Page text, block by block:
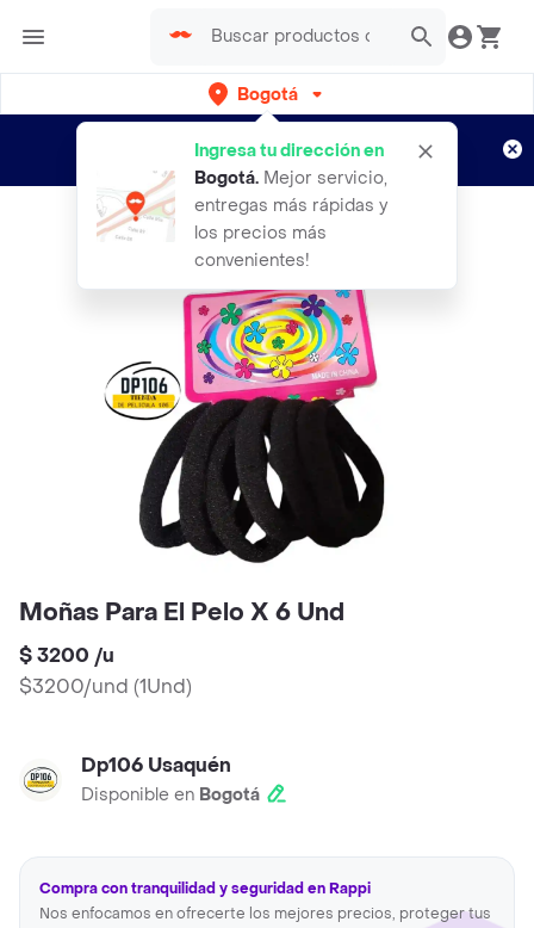
Bogotá
Ingresa tu dirección en
Bogotá. Mejor servicio,
entregas más rápidas y
los precios más
convenientes!
envíos gratis por semanas
Aplican TyC
Moñas Para El Pelo X 6 Und
$ 3200 /u
$3200/und (1Und)
Dp106 Usaquén
Disponible en Bogotá
Compra con tranquilidad y seguridad en Rappi
Nos enfocamos en ofrecerte los mejores precios, proteger tus